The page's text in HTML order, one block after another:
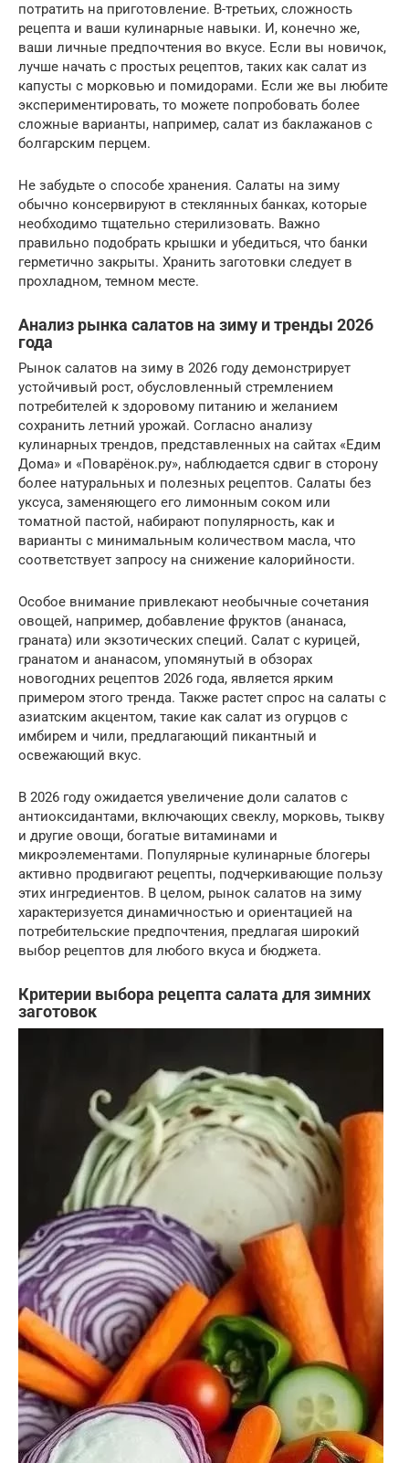
потратить на приготовление. В-третьих, сложность
рецепта и ваши кулинарные навыки. И, конечно же,
ваши личные предпочтения во вкусе. Если вы новичок,
лучше начать с простых рецептов, таких как салат из
капусты с морковью и помидорами. Если же вы любите
экспериментировать, то можете попробовать более
сложные варианты, например, салат из баклажанов с
болгарским перцем.
Не забудьте о способе хранения. Салаты на зиму
обычно консервируют в стеклянных банках, которые
необходимо тщательно стерилизовать. Важно
правильно подобрать крышки и убедиться, что банки
герметично закрыты. Хранить заготовки следует в
прохладном, темном месте.
Анализ рынка салатов на зиму и тренды 2026
года
Рынок салатов на зиму в 2026 году демонстрирует
устойчивый рост, обусловленный стремлением
потребителей к здоровому питанию и желанием
сохранить летний урожай. Согласно анализу
кулинарных трендов, представленных на сайтах «Едим
Дома» и «Поварёнок.ру», наблюдается сдвиг в сторону
более натуральных и полезных рецептов. Салаты без
уксуса, заменяющего его лимонным соком или
томатной пастой, набирают популярность, как и
варианты с минимальным количеством масла, что
соответствует запросу на снижение калорийности.
Особое внимание привлекают необычные сочетания
овощей, например, добавление фруктов (ананаса,
граната) или экзотических специй. Салат с курицей,
гранатом и ананасом, упомянутый в обзорах
новогодних рецептов 2026 года, является ярким
примером этого тренда. Также растет спрос на салаты с
азиатским акцентом, такие как салат из огурцов с
имбирем и чили, предлагающий пикантный и
освежающий вкус.
В 2026 году ожидается увеличение доли салатов с
антиоксидантами, включающих свеклу, морковь, тыкву
и другие овощи, богатые витаминами и
микроэлементами. Популярные кулинарные блогеры
активно продвигают рецепты, подчеркивающие пользу
этих ингредиентов. В целом, рынок салатов на зиму
характеризуется динамичностью и ориентацией на
потребительские предпочтения, предлагая широкий
выбор рецептов для любого вкуса и бюджета.
Критерии выбора рецепта салата для зимних
заготовок